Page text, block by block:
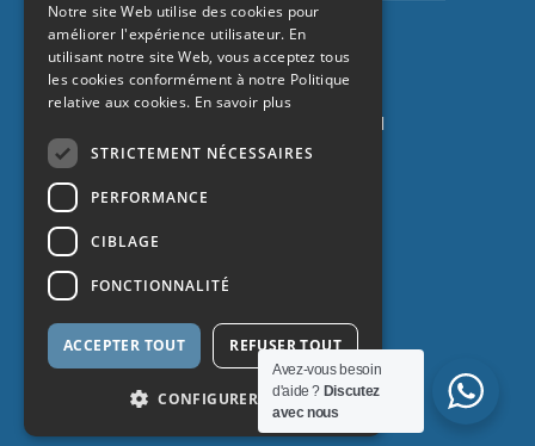
+34 932 67 10 40
Protection des données
Avez-vous besoin
d'aide ? Discutez
avec nous
FRENCH
Notre site Web utilise des cookies pour
améliorer l'expérience utilisateur. En
utilisant notre site Web, vous acceptez tous
les cookies conformément à notre Politique
relative aux cookies. En savoir plus
STRICTEMENT NÉCESSAIRES
PERFORMANCE
CIBLAGE
FONCTIONNALITÉ
ACCEPTER TOUT REFUSER TOUT
CONFIGURER